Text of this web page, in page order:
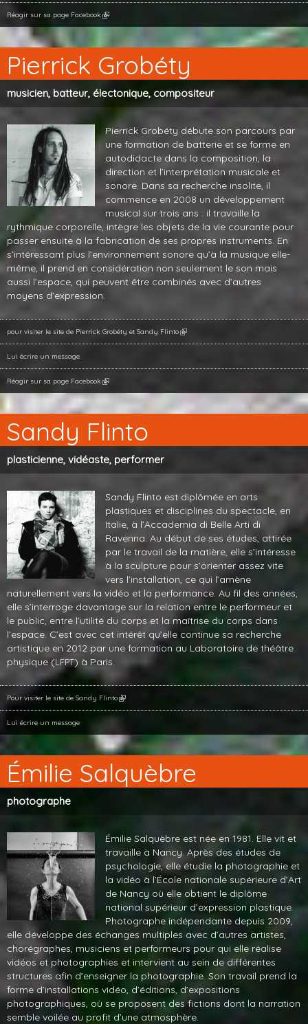
Réagir sur sa page Facebook
Pierrick Grobéty
musicien, batteur, électonique, compositeur
Pierrick Grobéty débute son parcours par
une formation de batterie et se forme en
autodidacte dans la composition, la
direction et l’interprétation musicale et
sonore. Dans sa recherche insolite, il
commence en 2008 un développement
musical sur trois ans : il travaille la
rythmique corporelle, intègre les objets de la vie courante pour
passer ensuite à la fabrication de ses propres instruments. En
s’intéressant plus l’environnement sonore qu’à la musique elle-
même, il prend en considération non seulement le son mais
aussi l’espace, qui peuvent être combinés avec d’autres
moyens d’expression.
pour visiter le site de Pierrick Grobéty et Sandy Flinto
Lui écrire un message
Réagir sur sa page Facebook
Sandy Flinto
plasticienne, vidéaste, performer
Sandy Flinto est diplômée en arts
plastiques et disciplines du spectacle, en
Italie, à l’Accademia di Belle Arti di
Ravenna. Au début de ses études, attirée
par le travail de la matière, elle s’intéresse
à la sculpture pour s’orienter assez vite
vers l’installation, ce qui l’amène
naturellement vers la vidéo et la performance. Au fil des années,
elle s’interroge davantage sur la relation entre le performeur et
le public, entre l’utilité du corps et la maîtrise du corps dans
l’espace. C’est avec cet intérêt qu’elle continue sa recherche
artistique en 2012 par une formation au Laboratoire de théâtre
physique (LFPT) à Paris.
Pour visiter le site de Sandy Flinto
Lui écrire un message
Émilie Salquèbre
photographe
Émilie Salquèbre est née en 1981. Elle vit et
travaille à Nancy. Après des études de
psychologie, elle étudie la photographie et
la vidéo à l’École nationale supérieure d’Art
de Nancy où elle obtient le diplôme
national supérieur d’expression plastique.
Photographe indépendante depuis 2009,
elle développe des échanges multiples avec d’autres artistes,
chorégraphes, musiciens et performeurs pour qui elle réalise
vidéos et photographies et intervient au sein de différentes
structures afin d’enseigner la photographie. Son travail prend la
forme d’installations vidéo, d’éditions, d’expositions
photographiques, où se proposent des fictions dont la narration
semble voilée au profit d’une atmosphère.